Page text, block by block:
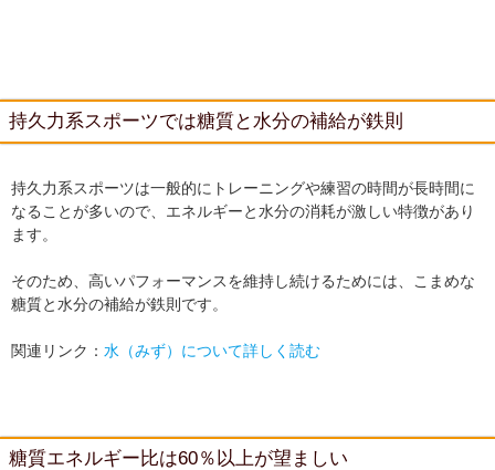
持久力系スポーツでは糖質と水分の補給が鉄則
持久力系スポーツは一般的にトレーニングや練習の時間が長時間に
なることが多いので、エネルギーと水分の消耗が激しい特徴があり
ます。
そのため、高いパフォーマンスを維持し続けるためには、こまめな
糖質と水分の補給が鉄則です。
関連リンク： 水（みず）について詳しく読む
糖質エネルギー比は60％以上が望ましい